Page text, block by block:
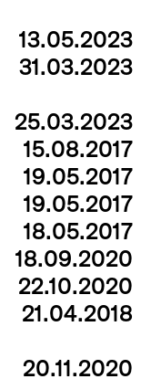
13.05.2023
31.03.2023
25.03.2023
15.08.2017
19.05.2017
19.05.2017
18.05.2017
18.09.2020
22.10.2020
21.04.2018
20.11.2020